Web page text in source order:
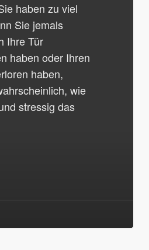
haben zu viel
Sie jemals
Ihre Tür
haben oder Ihren
haben,
wie
stressig das